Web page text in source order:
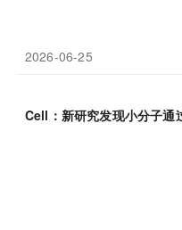
2026-06-25
Cell：新研究发现小分子通